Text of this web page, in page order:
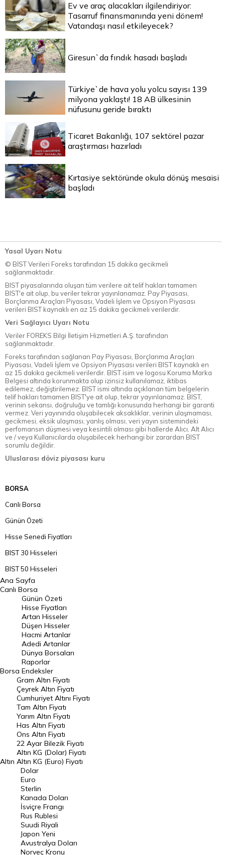
Ev ve araç alacakları ilgilendiriyor:
Tasarruf finansmanında yeni dönem!
Vatandaşı nasıl etkileyecek?
Giresun`da fındık hasadı başladı
Türkiye`de hava yolu yolcu sayısı 139
milyona yaklaştı! 18 AB ülkesinin
nüfusunu geride bıraktı
Ticaret Bakanlığı, 107 sektörel pazar
araştırması hazırladı
Kırtasiye sektöründe okula dönüş mesaisi
başladı
Yasal Uyarı Notu
© BİST Verileri Foreks tarafından 15 dakika gecikmeli
sağlanmaktadır.
BIST piyasalarında oluşan tüm verilere ait telif hakları tamamen
BIST'e ait olup, bu veriler tekrar yayınlanamaz. Pay Piyasası,
Borçlanma Araçları Piyasası, Vadeli İşlem ve Opsiyon Piyasası
verileri BIST kaynaklı en az 15 dakika gecikmeli verilerdir.
Veri Sağlayıcı Uyarı Notu
Veriler FOREKS Bilgi İletişim Hizmetleri A.Ş. tarafından
sağlanmaktadır.
Foreks tarafından sağlanan Pay Piyasası, Borçlanma Araçları
Piyasası, Vadeli İşlem ve Opsiyon Piyasası verileri BIST kaynaklı en
az 15 dakika gecikmeli verilerdir. BIST isim ve logosu Koruma Marka
Belgesi altında korunmakta olup izinsiz kullanılamaz, iktibas
edilemez, değiştirilemez. BIST ismi altında açıklanan tüm belgelerin
telif hakları tamamen BIST'ye ait olup, tekrar yayınlanamaz. BIST,
verinin sekansı, doğruluğu ve tamlığı konusunda herhangi bir garanti
vermez. Veri yayınında oluşabilecek aksaklıklar, verinin ulaşmaması,
gecikmesi, eksik ulaşması, yanlış olması, veri yayın sistemindeki
perfomansın düşmesi veya kesintili olması gibi hallerde Alıcı, Alt Alıcı
ve / veya Kullanıcılarda oluşabilecek herhangi bir zarardan BIST
sorumlu değildir.
Uluslarası döviz piyasası kuru
BORSA
Canlı Borsa
Günün Özeti
Hisse Senedi Fiyatları
BIST 30 Hisseleri
BIST 50 Hisseleri
BIST 100 Hisseleri
En Çok Artan Hisseler
En Çok Düşen Hisseler
Hacmi Artanlar
Geçmiş Kapanışlar
Dünya Borsaları
Raporlar
Endeksler
DÖVİZ
Döviz Kuru
Dolar Kuru
Euro Kuru
Pound Kuru
Frank Kuru
Riyal Kuru
Avustralya Doları
Danimarka Kronu Kuru
Ana Sayfa
Canlı Borsa
Borsa
Günün Özeti
Hisse Fiyatları
Artan Hisseler
Düşen Hisseler
Hacmi Artanlar
Adedi Artanlar
Dünya Borsaları
Raporlar
Endeksler
Altın
Gram Altın Fiyatı
Çeyrek Altın Fiyatı
Cumhuriyet Altını Fiyatı
Tam Altın Fiyatı
Yarım Altın Fiyatı
Has Altın Fiyatı
Ons Altın Fiyatı
22 Ayar Bilezik Fiyatı
Altın KG (Dolar) Fiyatı
Altın KG (Euro) Fiyatı
Dolar
Euro
Sterlin
Kanada Doları
İsviçre Frangı
Rus Rublesi
Suudi Riyali
Japon Yeni
Avustralya Doları
Norveç Kronu